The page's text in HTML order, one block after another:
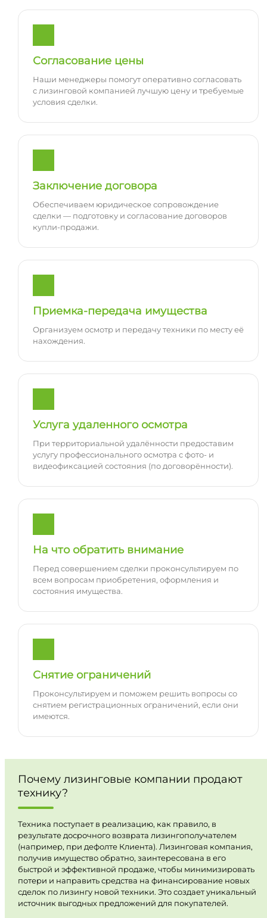
Согласование цены
Наши менеджеры помогут оперативно согласовать
с лизинговой компанией лучшую цену и требуемые
условия сделки.
Заключение договора
Обеспечиваем юридическое сопровождение
сделки — подготовку и согласование договоров
купли-продажи.
Приемка-передача имущества
Организуем осмотр и передачу техники по месту её
нахождения.
Услуга удаленного осмотра
При территориальной удалённости предоставим
услугу профессионального осмотра с фото- и
видеофиксацией состояния (по договорённости).
На что обратить внимание
Перед совершением сделки проконсультируем по
всем вопросам приобретения, оформления и
состояния имущества.
Снятие ограничений
Проконсультируем и поможем решить вопросы со
снятием регистрационных ограничений, если они
имеются.
Почему лизинговые компании продают
технику?
Техника поступает в реализацию, как правило, в
результате досрочного возврата лизингополучателем
(например, при дефолте Клиента). Лизинговая компания,
получив имущество обратно, заинтересована в его
быстрой и эффективной продаже, чтобы минимизировать
потери и направить средства на финансирование новых
сделок по лизингу новой техники. Это создает уникальный
источник выгодных предложений для покупателей.